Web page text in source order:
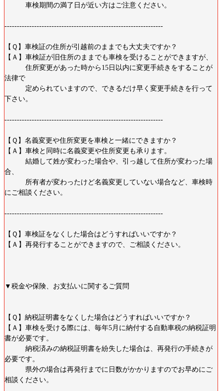
車検期間の満了日が近い方はご注意ください。
----------------------------------------------------------------
【Ｑ】車検証の住所が引越前のままでも大丈夫ですか？
【Ａ】車検証が旧住所のままでも車検を受けることができますが、
住所変更があった時から15日以内に変更手続きをすることが
法律で
定められていますので、できるだけ早く変更手続きを行って
下さい。
----------------------------------------------------------------
【Ｑ】名義変更や住所変更を車検と一緒にできますか？
【Ａ】車検と同時に名義変更や住所変更も承ります。
結婚して姓が変わった場合や、引っ越して住所が変わった場
合、
所有者が変わったけど名義変更していない場合など、車検時
にご相談ください。
----------------------------------------------------------------
【Ｑ】車検証をなくした場合はどうすればいいですか？
【Ａ】再発行することができますので、ご相談ください。
▼税金や保険、お支払いに関するご質問
【Ｑ】納税証明書をなくした場合はどうすればいいですか？
【Ａ】車検を受ける際には、毎年5月に納付する自動車税の納税証明
書が必要です。
納税済みの納税証明書を紛失した場合は、再発行の手続きが
必要です。
県外の場合は再発行までに日数がかかりますのでお早めにご
相談ください。